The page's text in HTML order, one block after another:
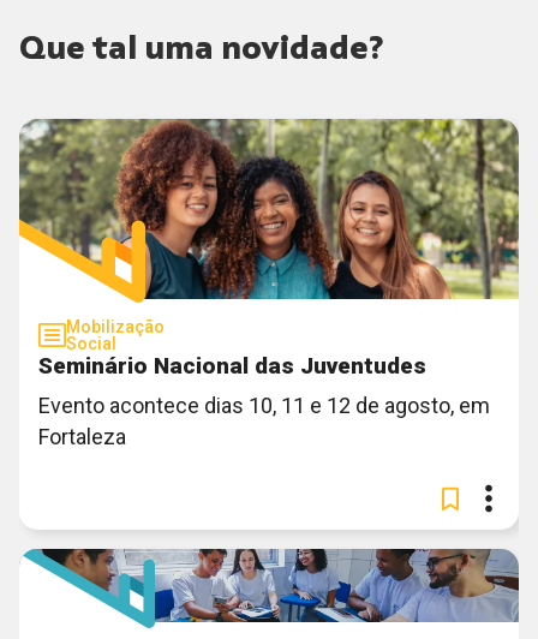
Que tal uma novidade?
Mobilização
Social
Seminário Nacional das Juventudes
Evento acontece dias 10, 11 e 12 de agosto, em
Fortaleza